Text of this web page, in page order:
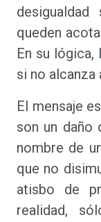
queden
En su
si no alcanza
El mensaje
son un daño
nombre de
que no
atisbo de
realidad,